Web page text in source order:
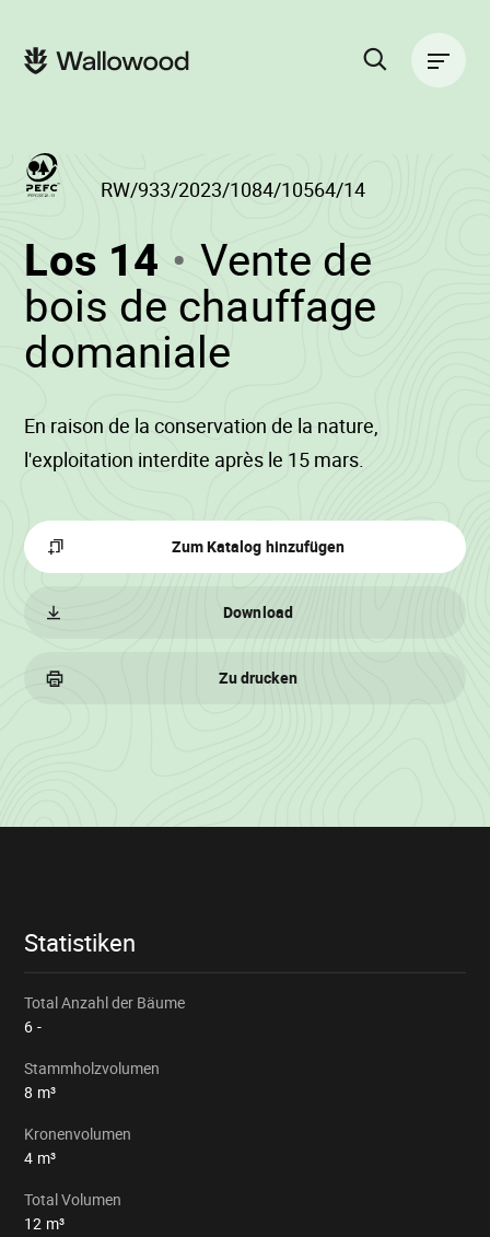
springen
springen
Los 14 (RW/933/
-
Vente de
bois de chauffage
domaniale
RW/933/2023/1084/10564/14
En raison de la conservation de la nature,
l'exploitation interdite après le 15 mars.
Zum Katalog hinzufügen
Download
Zu drucken
Losinformationen
Statistiken
Total Anzahl der Bäume
6 -
Stammholzvolumen
8 m³
Kronenvolumen
4 m³
Total Volumen
12 m³